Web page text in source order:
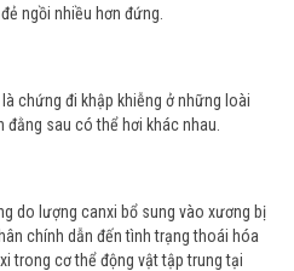
ngồi nhiều hơn đứng.
chứng đi khập khiễng ở những loài
sau có thể hơi khác nhau.
do lượng canxi bổ sung vào xương bị
chính dẫn đến tình trạng thoái hóa
trong cơ thể động vật tập trung tại